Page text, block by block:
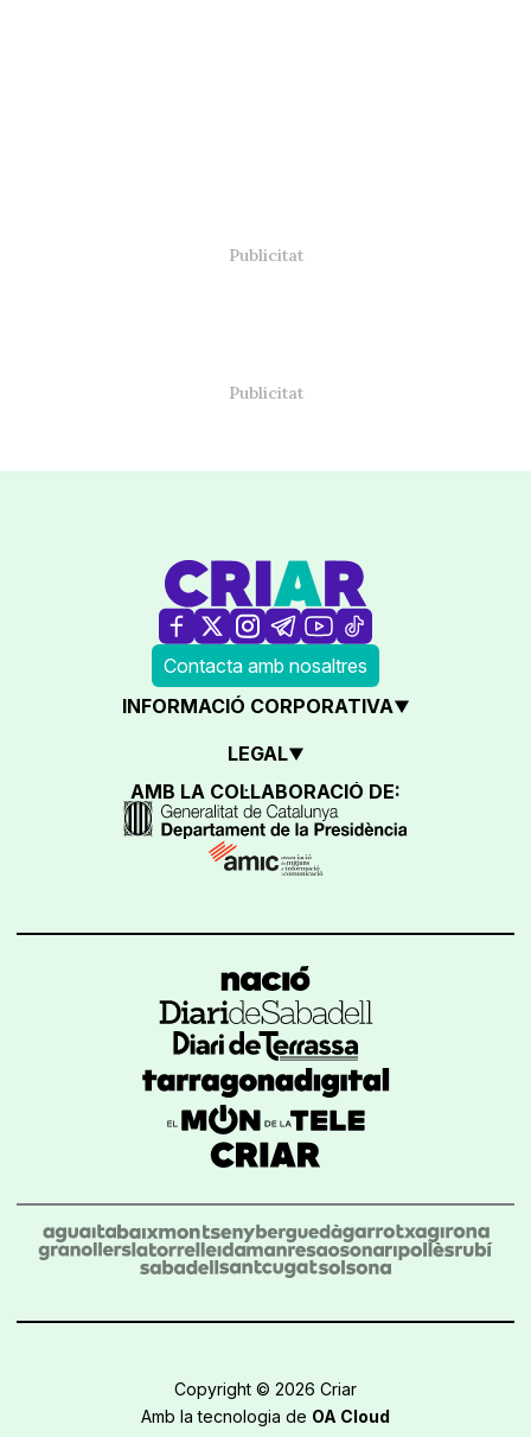
Contacta amb nosaltres
INFORMACIÓ CORPORATIVA
LEGAL
AMB LA COL·LABORACIÓ DE:
Copyright © 2026 Criar
Amb la tecnologia de OA Cloud